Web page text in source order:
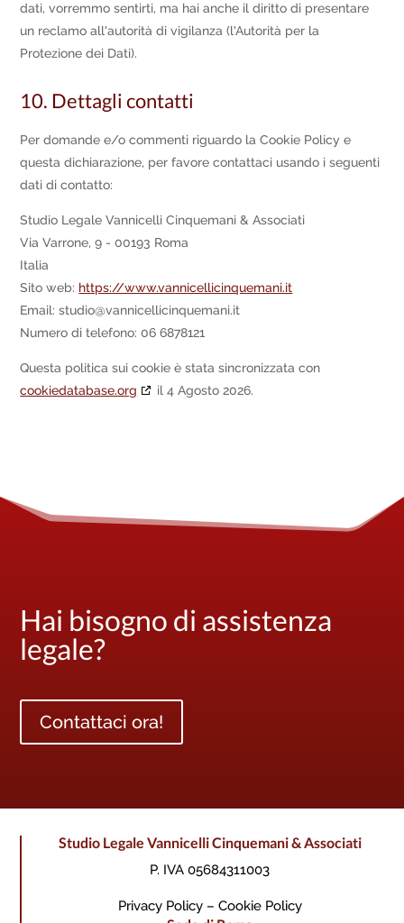
dati, vorremmo sentirti, ma hai anche il diritto di presentare
un reclamo all'autorità di vigilanza (l'Autorità per la
Protezione dei Dati).
10. Dettagli contatti
Per domande e/o commenti riguardo la Cookie Policy e
questa dichiarazione, per favore contattaci usando i seguenti
dati di contatto:
Studio Legale Vannicelli Cinquemani & Associati
Via Varrone, 9 - 00193 Roma
Italia
Sito web: https://www.vannicellicinquemani.it
Email:studio@vannicellicinquemani.it
Numero di telefono: 06 6878121
Questa politica sui cookie è stata sincronizzata con
cookiedatabase.org
il 4 Agosto 2026.
Hai bisogno di assistenza
legale?
Contattaci ora!
Studio Legale Vannicelli Cinquemani & Associati
P. IVA 05684311003
Privacy Policy – Cookie Policy